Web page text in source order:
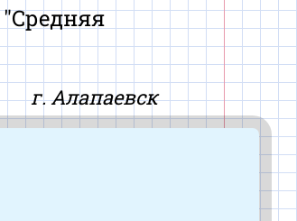
г. Алапаевск